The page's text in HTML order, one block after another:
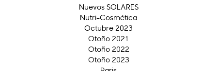
Nuevos SOLARES
Nutri-Cosmética
Octubre 2023
Otoño 2021
Otoño 2022
Otoño 2023